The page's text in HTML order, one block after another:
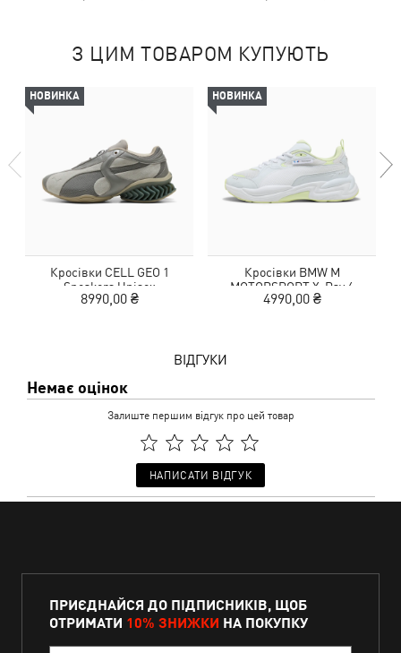
З ЦИМ ТОВАРОМ КУПУЮТЬ
НОВИНКА
Кросівки CELL GEO 1
Sneakers Unisex
8990,00 ₴
НОВИНКА
Кросівки BMW M
MOTORSPORT X-Ray 4
Sneakers Unisex
4990,00 ₴
ВІДГУКИ
Немає оцінок
Залиште першим відгук про цей товар
НАПИСАТИ ВІДГУК
ПРИЄДНАЙСЯ ДО ПІДПИСНИКІВ, ЩОБ
ОТРИМАТИ 10% ЗНИЖКИ НА ПОКУПКУ